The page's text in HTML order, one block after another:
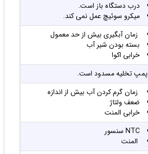
درب دستگاه باز است.
میکرو سوئیچ عمل نمی کند.
زمان آبگیری بیش از حد معمول
بسته بودن شیر آب
خرابی اکوا
پمپ تخلیهمسدود است.
زمان گرم کردن آب بیش از اندازه
ضعف ولتاژ
خرابی المنت
NTC سنسور
المنت